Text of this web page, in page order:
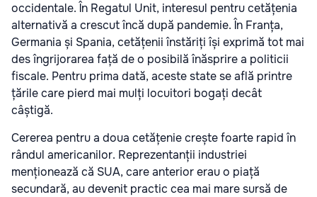
occidentale. În Regatul Unit, interesul pentru cetățenia
alternativă a crescut încă după pandemie. În Franța,
Germania și Spania, cetățenii înstăriți își exprimă tot mai
des îngrijorarea față de o posibilă înăsprire a politicii
fiscale. Pentru prima dată, aceste state se află printre
țările care pierd mai mulți locuitori bogați decât
câștigă.
Cererea pentru a doua cetățenie crește foarte rapid în
rândul americanilor. Reprezentanții industriei
menționează că SUA, care anterior erau o piață
secundară, au devenit practic cea mai mare sursă de